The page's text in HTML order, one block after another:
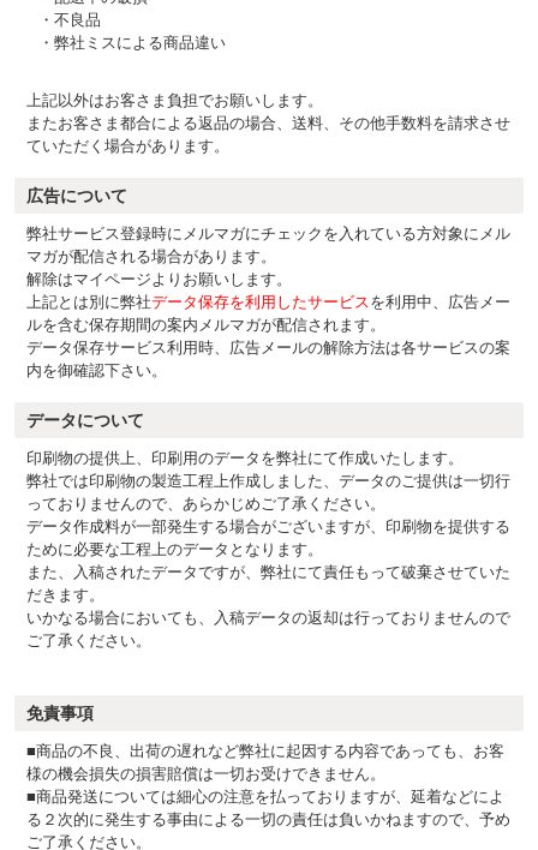
・不良品
・弊社ミスによる商品違い
上記以外はお客さま負担でお願いします。
またお客さま都合による返品の場合、送料、その他手数料を請求させ
ていただく場合があります。
広告について
弊社サービス登録時にメルマガにチェックを入れている方対象にメル
マガが配信される場合があります。
解除はマイページよりお願いします。
上記とは別に弊社データ保存を利用したサービスを利用中、広告メー
ルを含む保存期間の案内メルマガが配信されます。
データ保存サービス利用時、広告メールの解除方法は各サービスの案
内を御確認下さい。
データについて
印刷物の提供上、印刷用のデータを弊社にて作成いたします。
弊社では印刷物の製造工程上作成しました、データのご提供は一切行
っておりませんので、あらかじめご了承ください。
データ作成料が一部発生する場合がございますが、印刷物を提供する
ために必要な工程上のデータとなります。
また、入稿されたデータですが、弊社にて責任もって破棄させていた
だきます。
いかなる場合においても、入稿データの返却は行っておりませんので
ご了承ください。
免責事項
■商品の不良、出荷の遅れなど弊社に起因する内容であっても、お客
様の機会損失の損害賠償は一切お受けできません。
■商品発送については細心の注意を払っておりますが、延着などによ
る２次的に発生する事由による一切の責任は負いかねますので、予め
ご了承ください。